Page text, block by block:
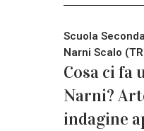
Scuola
Narni Scalo
Cosa ci fa
Narni?
indagine